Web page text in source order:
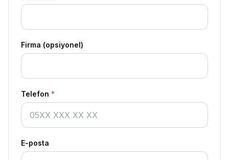
Firma (opsiyonel)
Telefon *
E-posta